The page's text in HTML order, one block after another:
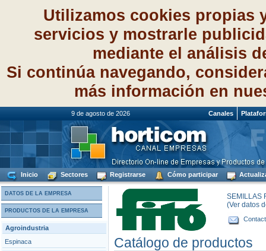
Utilizamos cookies propias
servicios y mostrarle
mediante el análisis
Si continúa navegando,
más información en
9 de agosto de 2026 Canales
Inicio Sectores Registrarse Cómo participar
DATOS DE LA EMPRESA
PRODUCTOS DE LA EMPRESA
Agroindustria
Espinaca
SEMILLAS
(Ver datos
Catálogo de productos